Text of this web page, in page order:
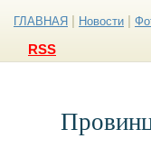
ГЛАВНАЯ Новости
RSS